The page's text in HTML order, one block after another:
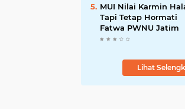
MUI Nilai Karmin
Tapi Tetap Hormati
Fatwa PWNU Jatim
Lihat